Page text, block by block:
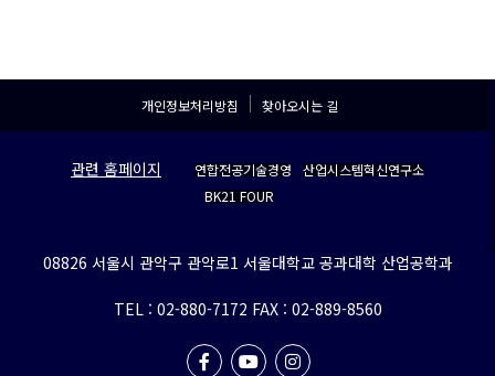
개인정보처리방침 찾아오시는 길
관련 홈페이지 연합전공기술경영 산업시스템혁신연구소
BK21 FOUR
08826 서울시 관악구 관악로1 서울대학교 공과대학 산업공학과
TEL : 02-880-7172 FAX : 02-889-8560